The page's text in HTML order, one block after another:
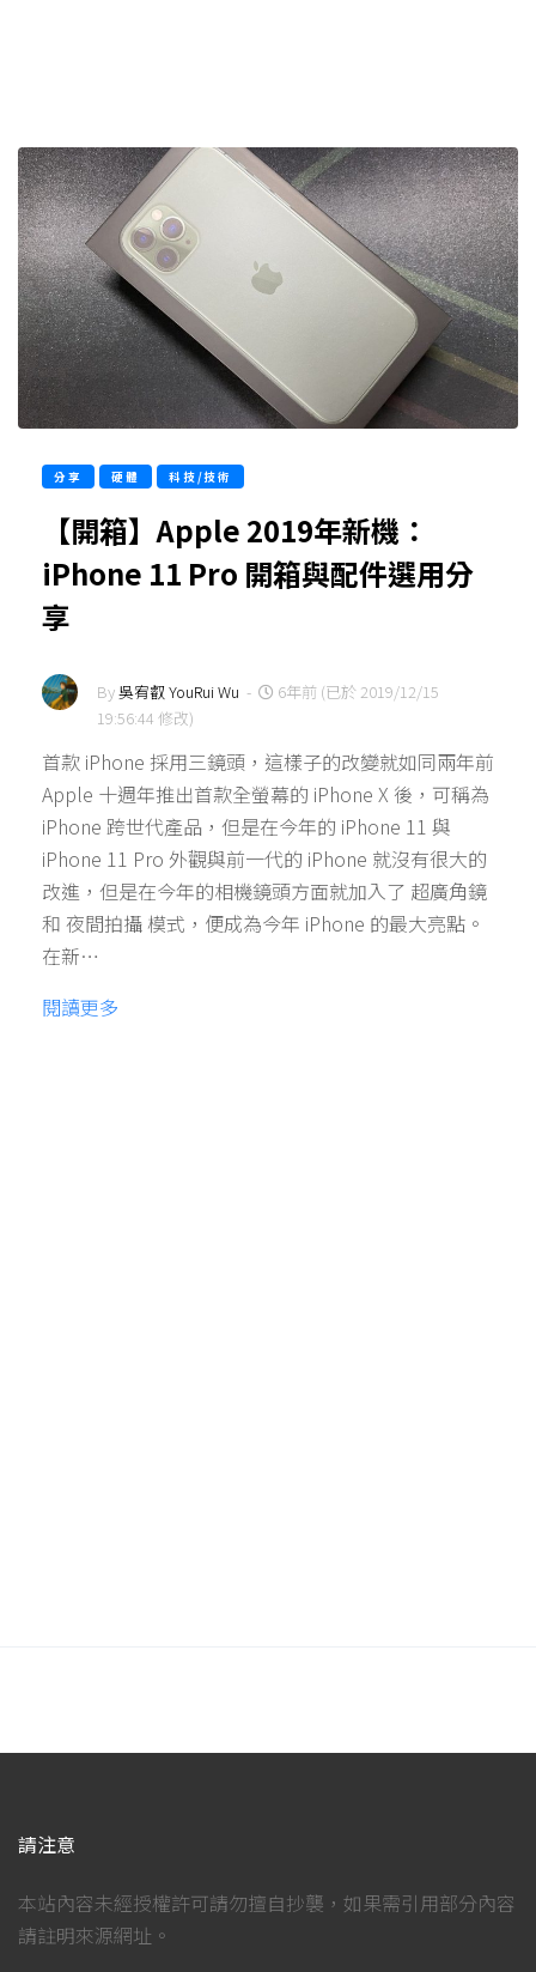
分享 硬體 科技/技術
【開箱】Apple 2019年新機：
iPhone 11 Pro 開箱與配件選用分
享
By吳宥叡 YouRui Wu -
6年前 (已於 2019/12/15
19:56:44 修改)
首款 iPhone 採用三鏡頭，這樣子的改變就如同兩年前
Apple 十週年推出首款全螢幕的 iPhone X 後，可稱為
iPhone 跨世代產品，但是在今年的 iPhone 11 與
iPhone 11 Pro 外觀與前一代的 iPhone 就沒有很大的
改進，但是在今年的相機鏡頭方面就加入了 超廣角鏡
和 夜間拍攝 模式，便成為今年 iPhone 的最大亮點。
在新…
閱讀更多
請注意
本站內容未經授權許可請勿擅自抄襲，如果需引用部分內容
請註明來源網址。